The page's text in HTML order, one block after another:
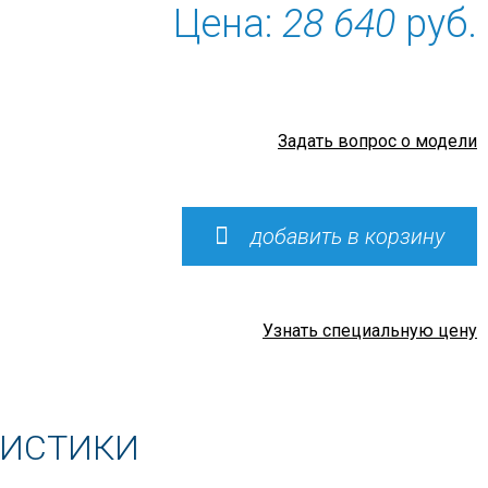
Цена: 28 640руб.
Задать вопрос о модели
добавить в корзину
Узнать специальную цену